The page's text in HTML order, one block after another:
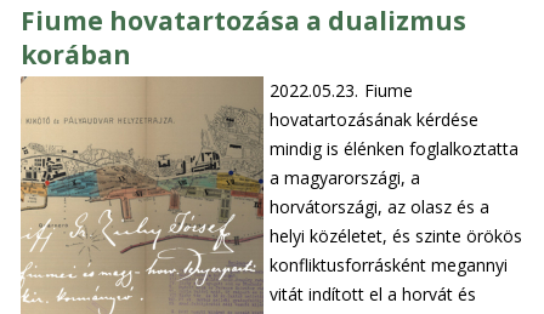
Fiume hovatartozása a dualizmus
korában
2022.05.23. Fiume
hovatartozásának kérdése
mindig is élénken foglalkoztatta
a magyarországi, a
horvátországi, az olasz és a
helyi közéletet, és szinte örökös
konfliktusforrásként megannyi
vitát indított el a horvát és